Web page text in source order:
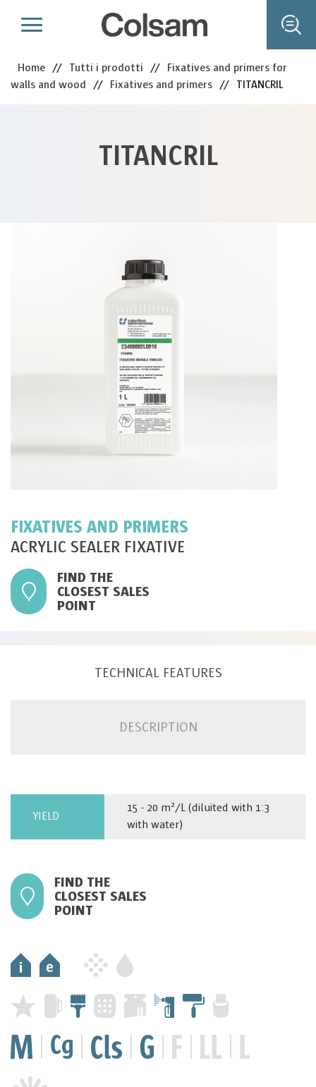
Home // Tutti i prodotti // Fixatives and primers for
walls and wood // Fixatives and primers // TITANCRIL
TITANCRIL
FIXATIVES AND PRIMERS
ACRYLIC SEALER FIXATIVE
FIND THE
CLOSEST SALES
POINT
TECHNICAL FEATURES
DESCRIPTION
YIELD
15 - 20 m²/L (diluited with 1:3
with water)
FIND THE
CLOSEST SALES
POINT